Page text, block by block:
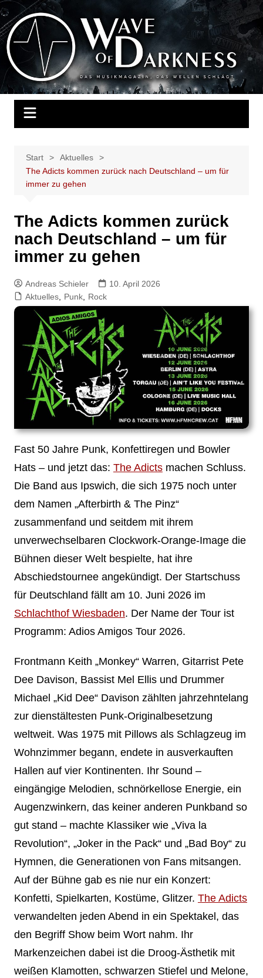
Zum
Inhalt
springen
Wave of Darkness
Das Musikmagazin, das Wellen schlägt. Konzerte, Festivals, Events,
Fotos, Termine, Interviews, Berichte, Musik
Start
Aktuelles
The Adicts kommen zurück nach Deutschland – um für
immer zu gehen
The Adicts kommen zurück
nach Deutschland – um für
immer zu gehen
Andreas Schieler
10. April 2026
Aktuelles, Punk, Rock
Fast 50 Jahre Punk, Konfettiregen und Bowler
Hats – und jetzt das: The Adictsmachen Schluss.
Die Band aus Ipswich, die sich 1975 noch unter
dem Namen „Afterbirth & The Pinz“
zusammenfand und seitdem mit ihrem
unverwechselbaren Clockwork-Orange-Image die
Bühnen dieser Welt bespielte, hat ihre
Abschiedstournee angekündigt. Der Startschuss
für Deutschland fällt am 10. Juni 2026 im
Schlachthof Wiesbaden. Der Name der Tour ist
Programm: Adios Amigos Tour 2026.
Frontmann Keith „Monkey“ Warren, Gitarrist Pete
Dee Davison, Bassist Mel Ellis und Drummer
Michael „Kid Dee“ Davison zählten jahrzehntelang
zur dienstältesten Punk-Originalbesetzung
weltweit. Was 1975 mit Pillows als Schlagzeug im
Wohnzimmer begann, endete in ausverkauften
Hallen auf vier Kontinenten. Ihr Sound –
eingängige Melodien, schnörkellose Energie, ein
Augenzwinkern, das keiner anderen Punkband so
gut stand – machte Klassiker wie „Viva la
Revolution“, „Joker in the Pack“ und „Bad Boy“ zu
Hymnen, die Generationen von Fans mitsangen.
Auf der Bühne gab es nie nur ein Konzert:
Konfetti, Spielkarten, Kostüme, Glitzer. The Adicts
verwandelten jeden Abend in ein Spektakel, das
den Begriff Show beim Wort nahm. Ihr
Markenzeichen dabei ist die Droog-Ästhetik mit
weißen Klamotten, schwarzen Stiefel und Melone,